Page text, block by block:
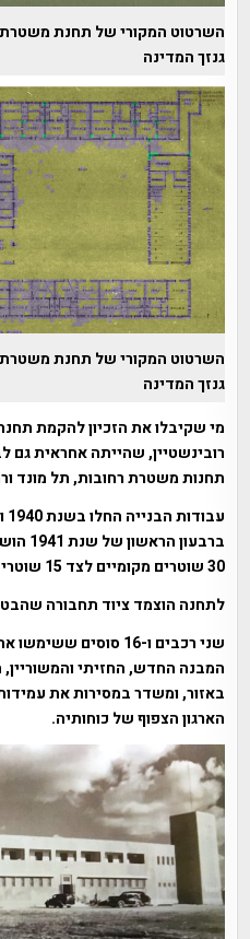
השרטוט המקורי של תחנת משטרת
גנזך המדינה
השרטוט המקורי של תחנת משטרת
גנזך המדינה
מי שקיבלו את הזכיון להקמת
רובינשטיין, שהייתה אחראית גם
תחנות משטרת רחובות, תל מונד
30 שוטרים מקומיים לצד 15 שוטרים בריטים, במסגרת סד"כ רגיל.
לתחנה הוצמד ציוד תחבורה
שני רכבים ו-16
המבנה החדש, החזיתי
באזור, ומשדר במסירות את
הארגון הצפוף של כוחותיה.